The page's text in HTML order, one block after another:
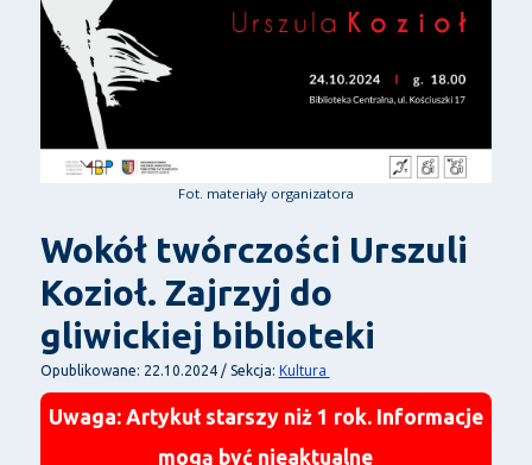
Fot. materiały organizatora
Wokół twórczości Urszuli
Kozioł. Zajrzyj do
gliwickiej biblioteki
Opublikowane: 22.10.2024 / Sekcja: Kultura
Uwaga: Artykuł starszy niż 1 rok. Informacje
mogą być nieaktualne